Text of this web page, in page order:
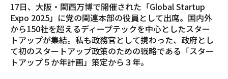
17日、大阪・関西万博で開催された「Global Startup
Expo 2025」に党の関連本部の役員として出席。国内外
から150社を超えるディープテックを中心としたスター
トアップが集結。私も政務官として携わった、政府とし
て初のスタートアップ政策のための戦略である「スター
トアップ５か年計画」策定から３年。